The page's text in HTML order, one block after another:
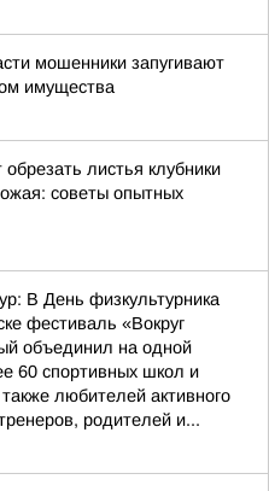
мошенники запугивают
имущества
листья клубники
советы опытных
В День физкультурника
фестиваль «Вокруг
объединил на одной
60 спортивных школ и
любителей активного
родителей и...